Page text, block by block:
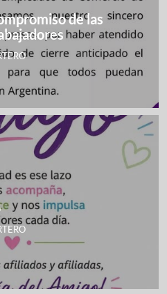
de las